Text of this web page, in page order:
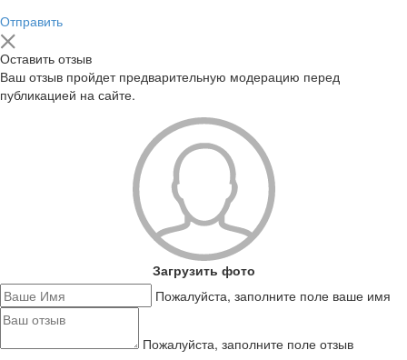
Отправить
Оставить отзыв
Ваш отзыв пройдет предварительную модерацию перед
публикацией на сайте.
Загрузить фото
Пожалуйста, заполните поле ваше имя
Пожалуйста, заполните поле отзыв